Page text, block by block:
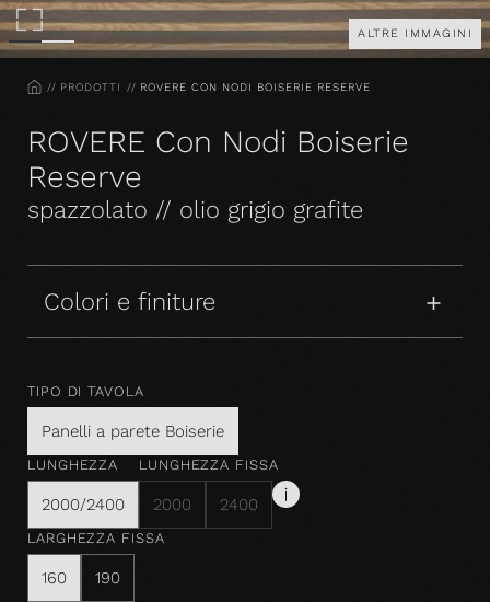
ALTRE IMMAGINI
HOMEPRODOTTI ROVERE CON NODI BOISERIE RESERVE
ROVERE Con Nodi Boiserie
Reserve
spazzolato // olio grigio grafite
Colori e finiture
TIPO DI TAVOLA
Panelli a parete Boiserie
LUNGHEZZA
2000/2400
LUNGHEZZA FISSA
2000 2400
LARGHEZZA FISSA
160 190